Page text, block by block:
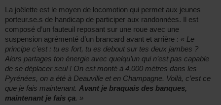
La joëlette est le moyen de locomotion qui permet aux jeunes
porteur.se.s de handicap de participer aux randonnées. Il est
composé d’un fauteuil reposant sur une roue avec une
suspension agrémenté d’un brancard avant et arrière : « Le
principe c’est : tu es fort, tu es debout sur tes deux jambes ?
Alors partages ton énergie avec quelqu’un qui n’est pas capable
de se déplacer seul ! On est monté à 4.000 mètres dans les
Pyrénées, on a été à Deauville et en Champagne. Voilà, c’est ce
que je fais maintenant. Avant je braquais des banques,
maintenant je fais ça. »